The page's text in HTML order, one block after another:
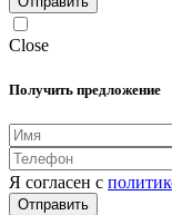
Close
Получить предложение
Я согласен с
Отправить